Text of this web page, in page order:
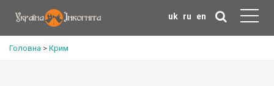
uk ru en
Головна > Крим